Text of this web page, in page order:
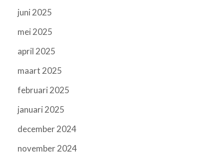
juni 2025
mei 2025
april 2025
maart 2025
februari 2025
januari 2025
december 2024
november 2024